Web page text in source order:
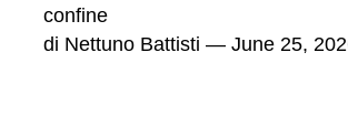
confine
di Nettuno Battisti — June 25,